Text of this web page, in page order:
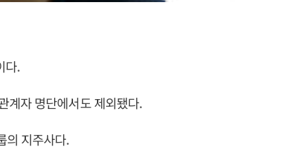
다.
계자 명단에서도 제외됐다.
의 지주사다.